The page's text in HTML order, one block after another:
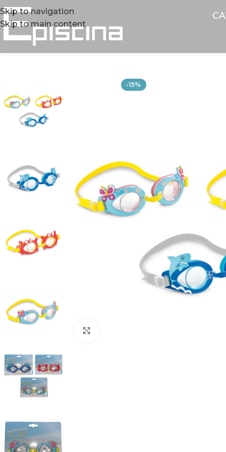
Skip to navigation
Skip to main content
-15%